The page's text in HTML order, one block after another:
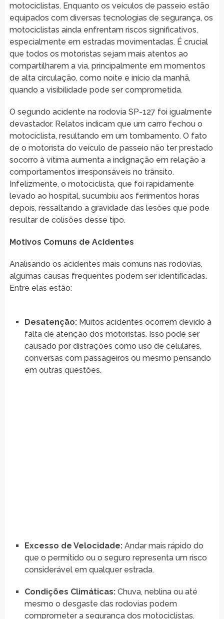
motociclistas. Enquanto os veículos de passeio estão
equipados com diversas tecnologias de segurança, os
motociclistas ainda enfrentam riscos significativos,
especialmente em estradas movimentadas. É crucial
que todos os motoristas sejam mais atentos ao
compartilharem a via, principalmente em momentos
de alta circulação, como noite e início da manhã,
quando a visibilidade pode ser comprometida.
O segundo acidente na rodovia SP-127 foi igualmente
devastador. Relatos indicam que um carro fechou o
motociclista, resultando em um tombamento. O fato
de o motorista do veículo de passeio não ter prestado
socorro à vítima aumenta a indignação em relação a
comportamentos irresponsáveis no trânsito.
Infelizmente, o motociclista, que foi rapidamente
levado ao hospital, sucumbiu aos ferimentos horas
depois, ressaltando a gravidade das lesões que pode
resultar de colisões desse tipo.
Motivos Comuns de Acidentes
Analisando os acidentes mais comuns nas rodovias,
algumas causas frequentes podem ser identificadas.
Entre elas estão:
Desatenção:Muitos acidentes ocorrem devido à
falta de atenção dos motoristas. Isso pode ser
causado por distrações como uso de celulares,
conversas com passageiros ou mesmo pensando
em outras questões.
Excesso de Velocidade:Andar mais rápido do
que o permitido ou o seguro representa um risco
considerável em qualquer estrada.
Condições Climáticas:Chuva, neblina ou até
mesmo o desgaste das rodovias podem
comprometer a segurança dos motociclistas.